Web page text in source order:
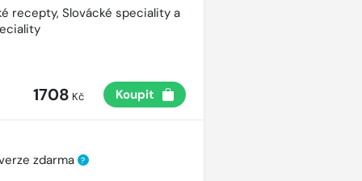
recepty, Slovácké speciality a
1708 Kč Koupit
zdarma ?